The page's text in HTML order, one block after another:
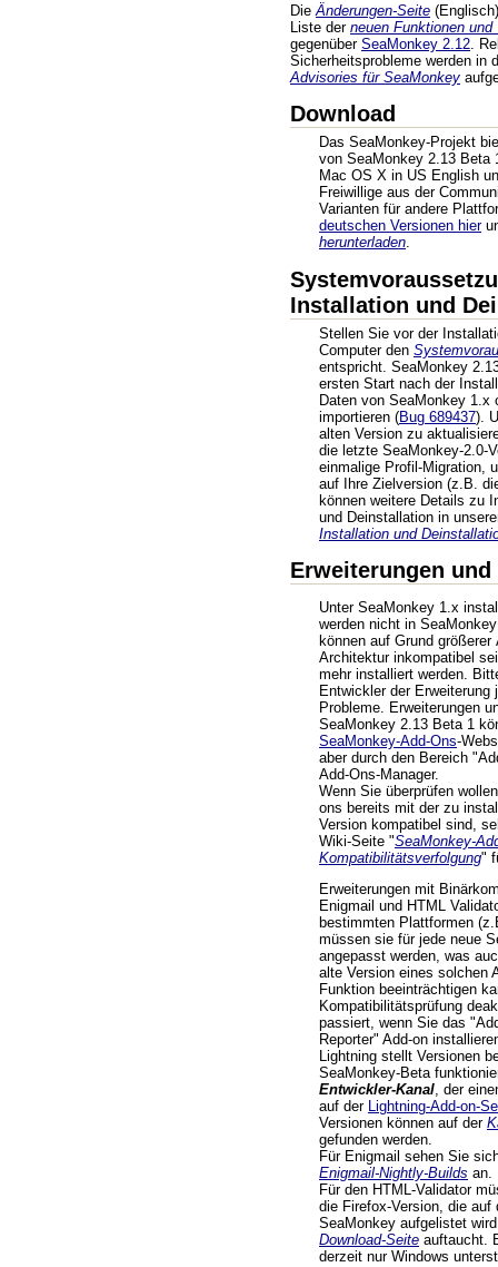
Die Änderungen-Seite
Liste der neuen Funktionen und
gegenüber SeaMonkey 2.12 .
Sicherheitsprobleme werden in
Advisories für SeaMonkey
Download
Das SeaMonkey-Projekt
von SeaMonkey 2.13 Beta
Mac OS X in US English
Freiwillige aus der
Varianten für andere
deutschen Versionen hier
herunterladen.
Installation und
Stellen Sie vor der
Computer den
entspricht. SeaMonkey
ersten Start nach der
Daten von SeaMonkey 1.x
importieren (Bug 689437).
alten Version zu
die letzte SeaMonkey-2.0-
einmalige Profil-Migration,
auf Ihre Zielversion (z.B.
können weitere Details zu
und Deinstallation in
Installation und
Erweiterungen und
Unter SeaMonkey 1.x
werden nicht in
können auf Grund
Architektur inkompatibel
mehr installiert werden.
Entwickler der Erweiterung
Probleme. Erweiterungen
SeaMonkey 2.13 Beta 1
SeaMonkey-Add-Ons-
aber durch den Bereich
Add-Ons-Manager.
Wenn Sie überprüfen
ons bereits mit der zu
Version kompatibel sind,
Wiki-Seite "SeaMonkey-
Kompatibilitätsverfolgung"
Erweiterungen mit
Enigmail und HTML
bestimmten Plattformen
müssen sie für jede neue
angepasst werden, was
alte Version eines solchen
Funktion beeinträchtigen
Kompatibilitätsprüfung
passiert, wenn Sie das
Reporter" Add-on
Lightning stellt Versionen
SeaMonkey-Beta
Entwickler-Kanal, der
auf der Lightning-Add-on-
Versionen können auf der
gefunden werden.
Für Enigmail sehen Sie
Enigmail-Nightly-Builds an.
Für den HTML-Validator
die Firefox-Version, die
SeaMonkey aufgelistet
Download-Seite auftaucht.
derzeit nur Windows